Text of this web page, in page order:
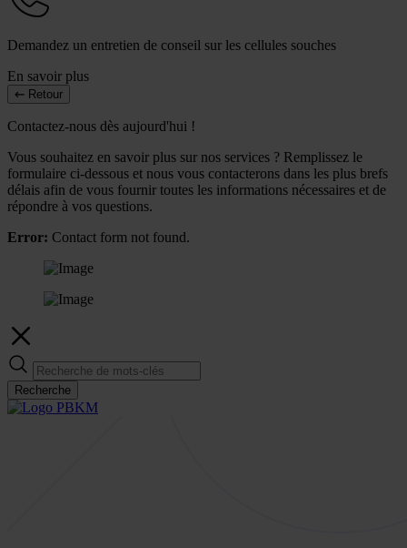
Demandez un entretien de conseil sur les cellules souches
En savoir plus
Retour
Contactez-nous dès aujourd'hui !
Vous souhaitez en savoir plus sur nos services ? Remplissez le
formulaire ci-dessous et nous vous contacterons dans les plus brefs
délais afin de vous fournir toutes les informations nécessaires et de
répondre à vos questions.
Error: Contact form not found.
Recherche